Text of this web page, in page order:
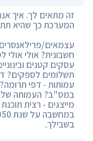
זה מתאים לך. איך
המערכת כך שהיא
עצמאים/
חשבונית? אולי
עסקים קטנים
תשלומים לספקים?
עמותות - דפי
במס"ב? העמותה
מייצגים - רצית
בשבילך.